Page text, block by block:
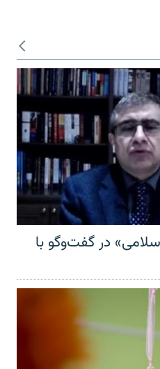
در گفت‌وگو با